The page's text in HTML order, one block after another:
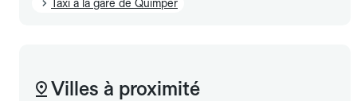
Taxi à la gare de Quimper
Villes à proximité